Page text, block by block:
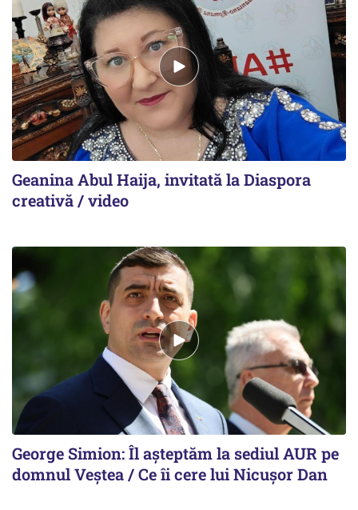
Geanina Abul Haija, invitată la Diaspora
creativă / video
George Simion: Îl așteptăm la sediul AUR pe
domnul Veștea / Ce îi cere lui Nicușor Dan